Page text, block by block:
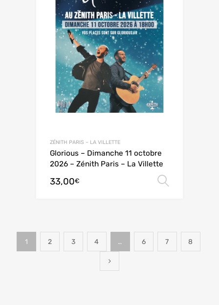
ZÉNITH PARIS – LA VILLETTE
Glorious – Dimanche 11 octobre
2026 – Zénith Paris – La Villette
33,00€
1 2 3 4 … 6 7 8